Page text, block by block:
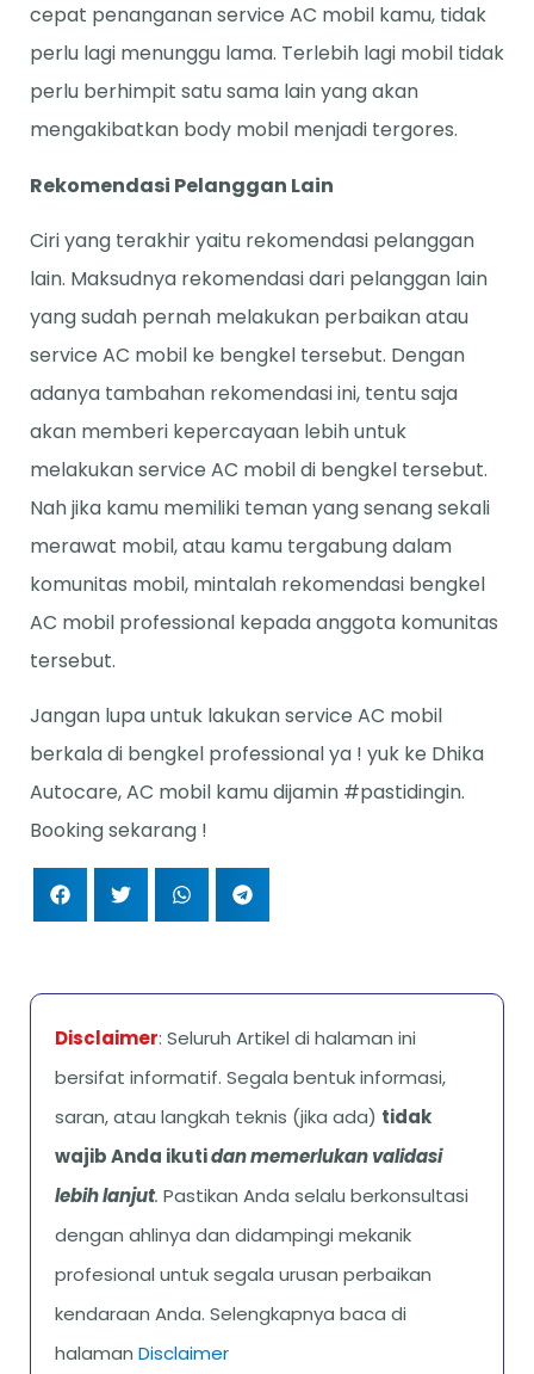
cepat penanganan service AC mobil kamu, tidak
perlu lagi menunggu lama. Terlebih lagi mobil tidak
perlu berhimpit satu sama lain yang akan
mengakibatkan body mobil menjadi tergores.
Rekomendasi Pelanggan Lain
Ciri yang terakhir yaitu rekomendasi pelanggan
lain. Maksudnya rekomendasi dari pelanggan lain
yang sudah pernah melakukan perbaikan atau
service AC mobil ke bengkel tersebut. Dengan
adanya tambahan rekomendasi ini, tentu saja
akan memberi kepercayaan lebih untuk
melakukan service AC mobil di bengkel tersebut.
Nah jika kamu memiliki teman yang senang sekali
merawat mobil, atau kamu tergabung dalam
komunitas mobil, mintalah rekomendasi bengkel
AC mobil professional kepada anggota komunitas
tersebut.
Jangan lupa untuk lakukan service AC mobil
berkala di bengkel professional ya ! yuk ke Dhika
Autocare, AC mobil kamu dijamin #pastidingin.
Booking sekarang !
Disclaimer: Seluruh Artikel di halaman ini
bersifat informatif. Segala bentuk informasi,
saran, atau langkah teknis (jika ada) tidak
wajib Anda ikutidan memerlukan validasi
lebih lanjut. Pastikan Anda selalu berkonsultasi
dengan ahlinya dan didampingi mekanik
profesional untuk segala urusan perbaikan
kendaraan Anda. Selengkapnya baca di
halaman Disclaimer